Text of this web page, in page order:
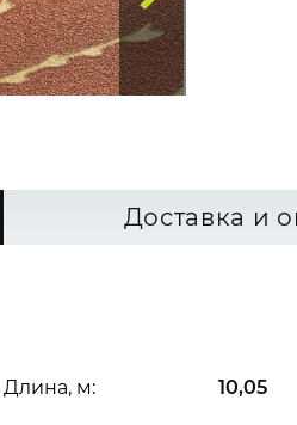
Доставка и
Длина, м: 10,05